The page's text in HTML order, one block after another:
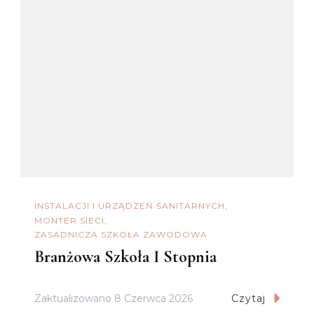
INSTALACJI I URZĄDZEŃ SANITARNYCH
MONTER SIECI
ZASADNICZA SZKOŁA ZAWODOWA
Branżowa Szkoła I Stopnia
Zaktualizowano 8 Czerwca 2026 Czytaj